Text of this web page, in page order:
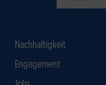
Nachhaltigkeit
Engagement